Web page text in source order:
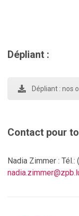
Dépliant :
Dépliant : nos
Contact pour
Nadia Zimmer : Tél.: